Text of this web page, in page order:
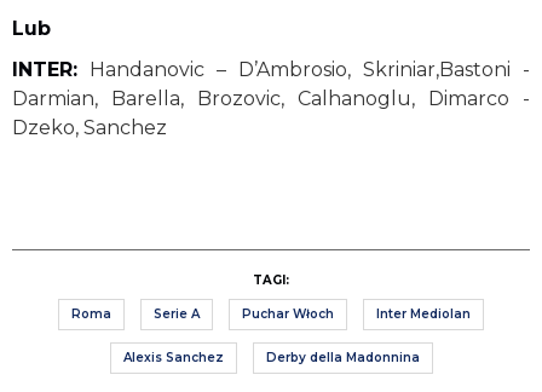
Lub
INTER: Handanovic – D’Ambrosio, Skriniar,Bastoni -
Darmian, Barella, Brozovic, Calhanoglu, Dimarco -
Dzeko, Sanchez
TAGI:
Roma Serie A Puchar Włoch Inter Mediolan
Alexis Sanchez Derby della Madonnina